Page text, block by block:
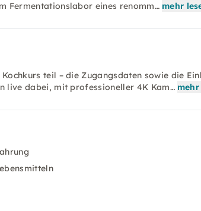
Fermentationslabor eines renomm… mehr
teil – die Zugangsdaten sowie die
live dabei, mit professioneller 4K Kam… mehr